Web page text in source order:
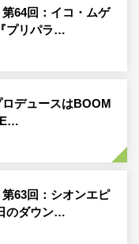
第64回：イコ・ムゲ
プリパラ…
デュースはBOOM
第63回：シオンエピ
のダウン…